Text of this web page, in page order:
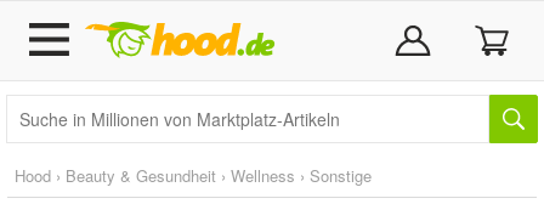
Hood › Beauty & Gesundheit › Wellness › Sonstige